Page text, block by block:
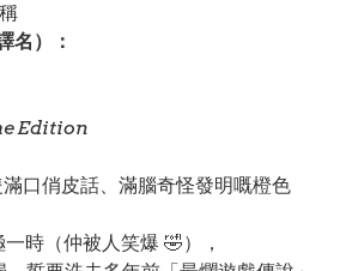
名）：
Edition
口俏皮話、滿腦奇怪發明嘅橙色
時（仲被人笑爆 🤣），